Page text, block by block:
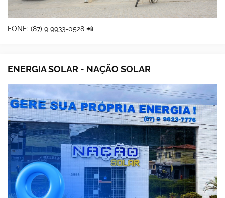
FONE: (87) 9 9933-0528 📲
ENERGIA SOLAR - NAÇÃO SOLAR